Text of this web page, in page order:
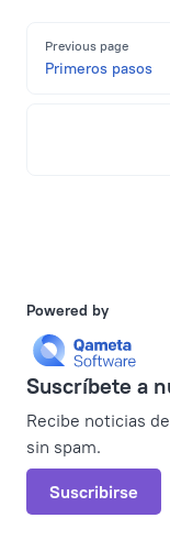
Previous page
Primeros pasos
Powered by
Suscríbete a
Recibe noticias
sin spam.
Suscribirse